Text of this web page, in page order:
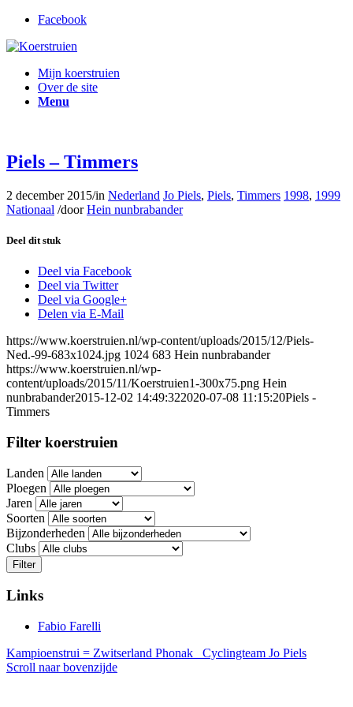
Facebook
Mijn koerstruien
Over de site
Menu
Piels – Timmers
2 december 2015/in Nederland Jo Piels, Piels, Timmers 1998, 1999
Nationaal /doorHein nunbrabander
Deel dit stuk
Deel via Facebook
Deel via Twitter
Deel via Google+
Delen via E-Mail
https://www.koerstruien.nl/wp-content/uploads/2015/12/Piels-
Ned.-99-683x1024.jpg 1024 683 Hein nunbrabander
https://www.koerstruien.nl/wp-
content/uploads/2015/11/Koerstruien1-300x75.png Hein
nunbrabander2015-12-02 14:49:322020-07-08 11:15:20Piels -
Timmers
Filter koerstruien
Landen
Ploegen
Jaren
Soorten
Bijzonderheden
Clubs
Filter
Links
Fabio Farelli
Kampioenstrui = Zwitserland Phonak
Cyclingteam Jo Piels
Scroll naar bovenzijde